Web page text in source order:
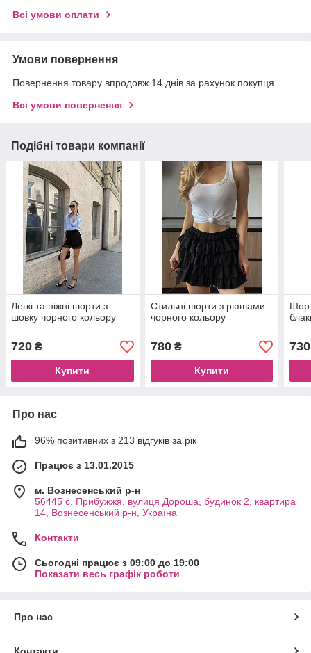
Всі умови оплати
Умови повернення
Повернення товару впродовж 14 днів за рахунок покупця
Всі умови повернення
Подібні товари компанії
Легкі та ніжні шорти з
шовку чорного кольору
720 ₴
Купити
Стильні шорти з рюшами
чорного кольору
780₴
Купити
730
Про нас
96% позитивних з 213 відгуків за рік
Працює з 13.01.2015
м. Вознесенський р-н
56445 с. Прибужжя, вулиця Дороша, будинок 2, квартира
14, Вознесенський р-н, Україна
Контакти
Сьогодні працює з 09:00 до 19:00
Показати весь графік роботи
Про нас